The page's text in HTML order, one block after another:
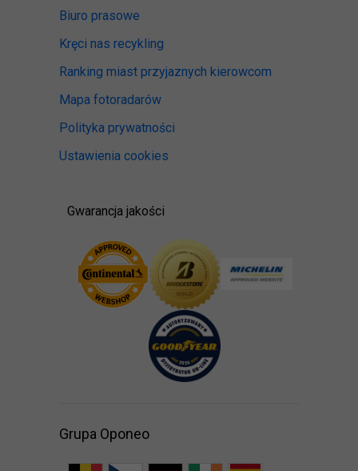
Biuro prasowe
Kręci nas recykling
Ranking miast przyjaznych kierowcom
Mapa fotoradarów
Polityka prywatności
Ustawienia cookies
Gwarancja jakości
Grupa Oponeo